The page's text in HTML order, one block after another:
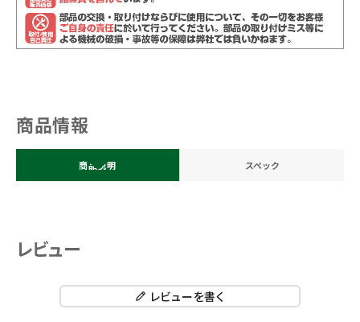
商品情報
商品説明 スペック
レビュー
レビューを書く